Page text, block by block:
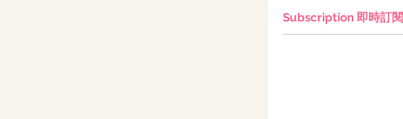
Subscription 即時訂閱